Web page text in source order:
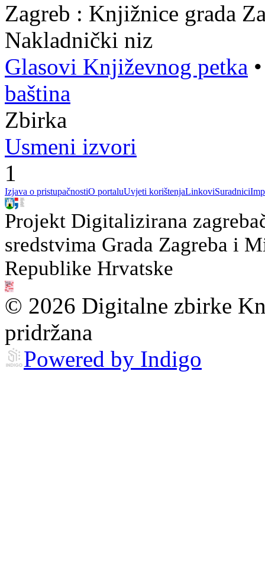
Zagreb : Knjižnice grada
Nakladnički niz
Glasovi Književnog petka
baština
Zbirka
Usmeni izvori
1
Izjava o pristupačnostiO portaluUvjeti korištenjaLinkoviSuradnici
Projekt Digitalizirana
sredstvima Grada Zagreba i
Republike Hrvatske
© 2026 Digitalne zbirke
pridržana
Powered by Indigo